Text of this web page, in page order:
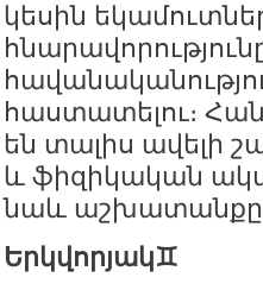
կեսին
հաստատելու։
են տալիս ավելի
և ֆիզիկական
նաև աշխատանքը
Երկվորյակ♊️